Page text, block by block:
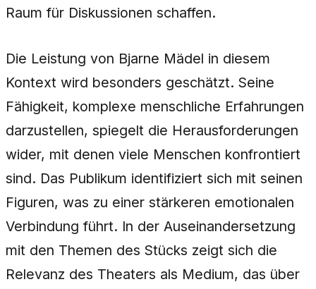
Raum für Diskussionen schaffen.
Die Leistung von Bjarne Mädel in diesem
Kontext wird besonders geschätzt. Seine
Fähigkeit, komplexe menschliche Erfahrungen
darzustellen, spiegelt die Herausforderungen
wider, mit denen viele Menschen konfrontiert
sind. Das Publikum identifiziert sich mit seinen
Figuren, was zu einer stärkeren emotionalen
Verbindung führt. In der Auseinandersetzung
mit den Themen des Stücks zeigt sich die
Relevanz des Theaters als Medium, das über